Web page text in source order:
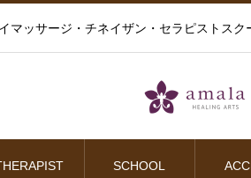
ッサージ・チネイザン・セラピストス
SCHOOL